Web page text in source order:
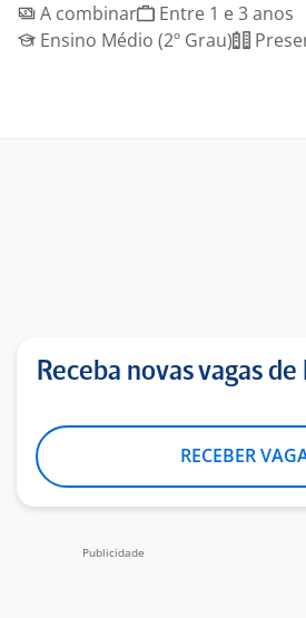
A combinar
Entre 1 e 3 anos
Ensino Médio (2º Grau)
Receba novas vagas
RECEBER